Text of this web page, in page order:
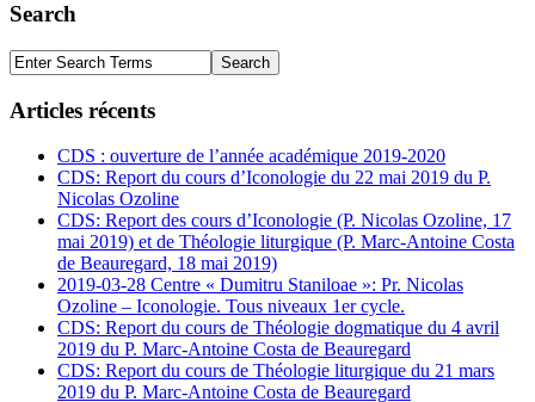
Search
Articles récents
CDS : ouverture de l’année académique 2019-2020
CDS: Report du cours d’Iconologie du 22 mai 2019 du P.
Nicolas Ozoline
CDS: Report des cours d’Iconologie (P. Nicolas Ozoline, 17
mai 2019) et de Théologie liturgique (P. Marc-Antoine Costa
de Beauregard, 18 mai 2019)
2019-03-28 Centre « Dumitru Staniloae »: Pr. Nicolas
Ozoline – Iconologie. Tous niveaux 1er cycle.
CDS: Report du cours de Théologie dogmatique du 4 avril
2019 du P. Marc-Antoine Costa de Beauregard
CDS: Report du cours de Théologie liturgique du 21 mars
2019 du P. Marc-Antoine Costa de Beauregard